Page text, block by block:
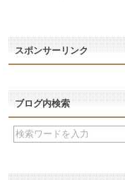
スポンサーリンク
ブログ内検索